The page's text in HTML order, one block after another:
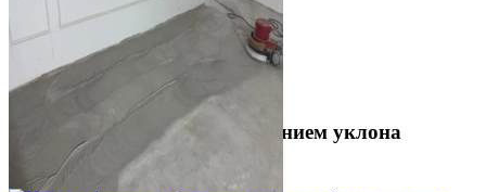
Шлифовка стяжки с сохранением уклона
1 500 ₽